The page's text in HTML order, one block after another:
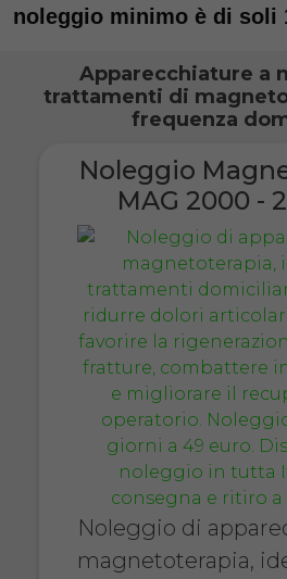
noleggio minimo è di soli
Apparecchiature a
trattamenti di
frequenza
Noleggio
MAG 2000 -
Noleggio di
magnetoterapia,